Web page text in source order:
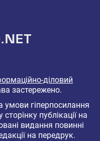
діловий
застережено.
умови гіперпосилання
публікації на
видання повинні
на передрук.